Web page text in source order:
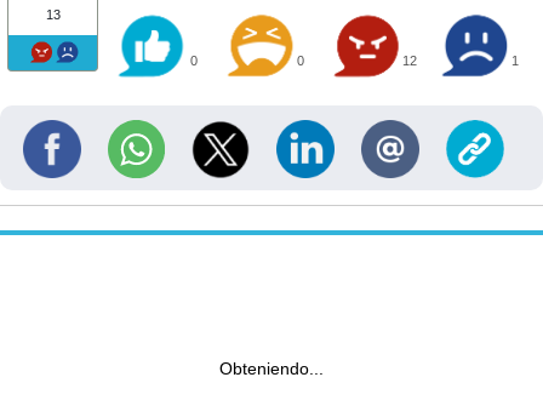
13
0 0 12 1
Obteniendo...